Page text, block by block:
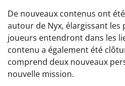
De nouveaux contenus ont
autour de Nyx, élargissant les
joueurs entendront dans les
contenu a également été
comprend deux nouveaux
nouvelle mission.